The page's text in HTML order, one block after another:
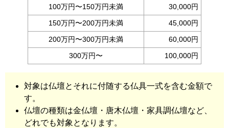
100万円〜150万円未満
30,000円
150万円〜200万円未満
45,000円
200万円〜300万円未満
60,000円
300万円〜
100,000円
対象は仏壇とそれに付随する仏具一式を含む金額で
す。
仏壇の種類は金仏壇・唐木仏壇・家具調仏壇など、
どれでも対象となります。